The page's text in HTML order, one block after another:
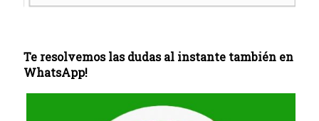
Te resolvemos las dudas al instante también en
WhatsApp!